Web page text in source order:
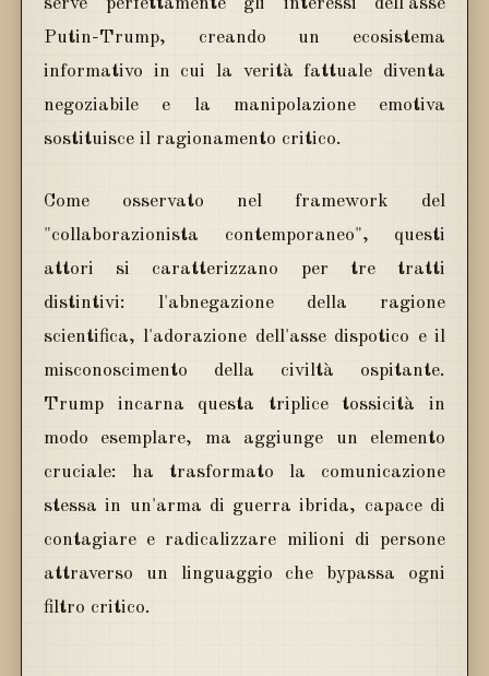
serve perfettamente gli interessi dell'asse
Putin-Trump, creando un ecosistema
informativo in cui la verità fattuale diventa
negoziabile e la manipolazione emotiva
sostituisce il ragionamento critico.
Come osservato nel framework del
"collaborazionista contemporaneo", questi
attori si caratterizzano per tre tratti
distintivi: l'abnegazione della ragione
scientifica, l'adorazione dell'asse dispotico e il
misconoscimento della civiltà ospitante.
Trump incarna questa triplice tossicità in
modo esemplare, ma aggiunge un elemento
cruciale: ha trasformato la comunicazione
stessa in un'arma di guerra ibrida, capace di
contagiare e radicalizzare milioni di persone
attraverso un linguaggio che bypassa ogni
filtro critico.